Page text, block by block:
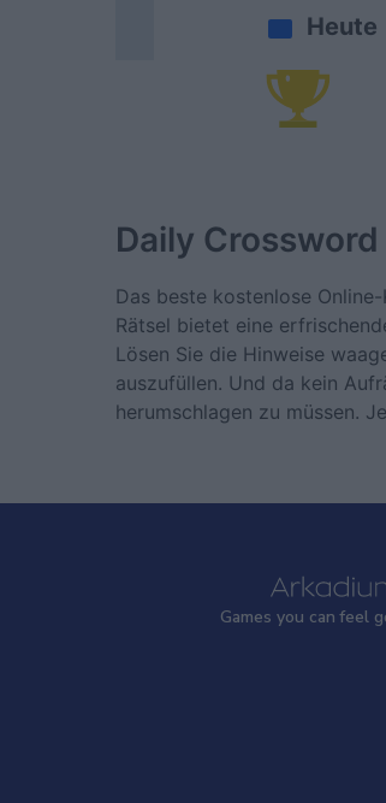
Heute
Daily Crossword
Das beste kostenlose
Rätsel bietet eine
Lösen Sie die Hinweise
auszufüllen. Und da kein
herumschlagen zu müssen.
Games you can feel